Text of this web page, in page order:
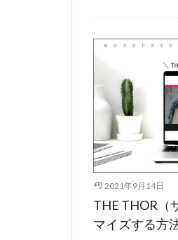
2021年9月14日
THE THOR（
マイズする方